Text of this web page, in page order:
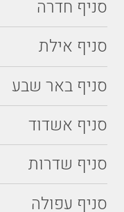
סניף חדרה
סניף אילת
סניף באר שבע
סניף אשדוד
סניף שדרות